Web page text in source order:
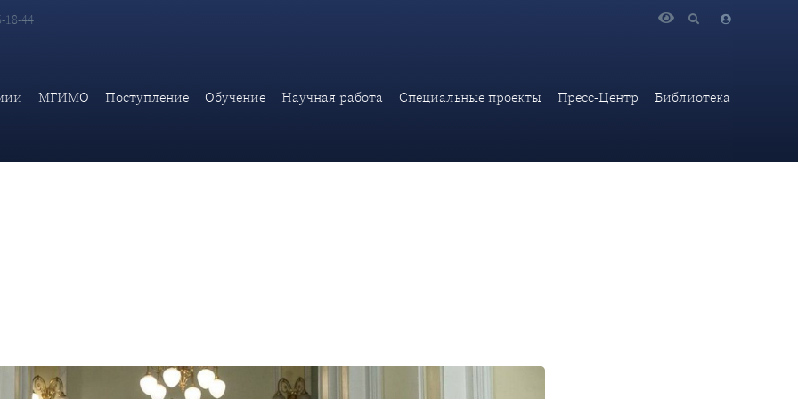
18-44
МГИМО Поступление Обучение Научная работа Специальные проекты Пресс-Центр Библиотека